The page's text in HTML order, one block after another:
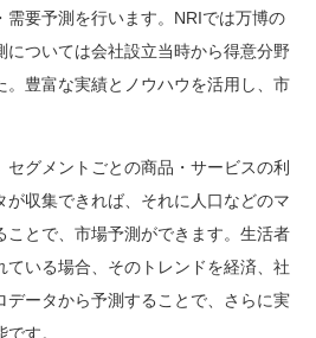
需要予測を行います。NRIでは万博の
については会社設立当時から得意分野
。豊富な実績とノウハウを活用し、市
グメントごとの商品・サービスの利
が収集できれば、それに人口などのマ
ことで、市場予測ができます。生活者
ている場合、そのトレンドを経済、社
データから予測することで、さらに実
す。